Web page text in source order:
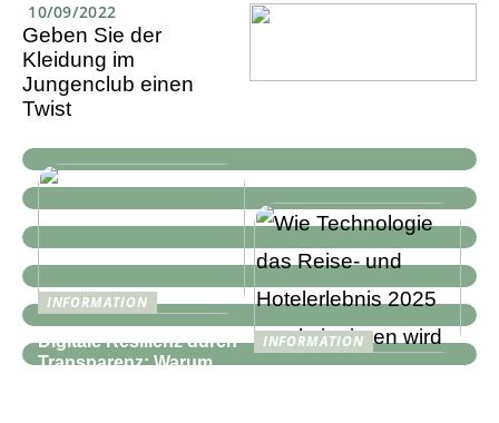
10/09/2022
Geben Sie der
Kleidung im
Jungenclub einen
Twist
INFORMATION
Digitale Resilienz durch
Transparenz: Warum
INFORMATION